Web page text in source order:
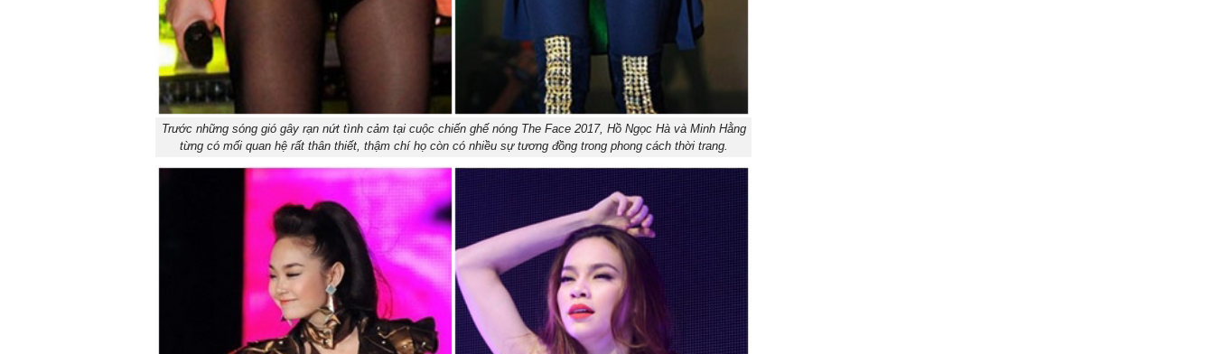
Trước những sóng gió gây rạn nứt tình cảm tại cuộc chiến ghế nóng The Face 2017, Hồ Ngọc Hà và Minh Hằng
từng có mối quan hệ rất thân thiết, thậm chí họ còn có nhiều sự tương đồng trong phong cách thời trang.